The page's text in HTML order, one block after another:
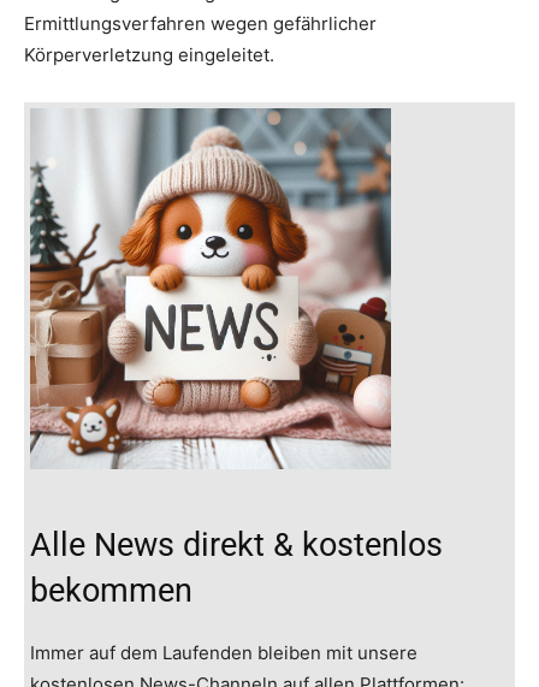
Ermittlungsverfahren wegen gefährlicher
Körperverletzung eingeleitet.
Alle News direkt & kostenlos
bekommen
Immer auf dem Laufenden bleiben mit unsere